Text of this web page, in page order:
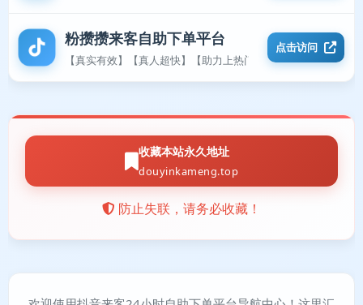
粉攒攒来客自助下单平台
【真实有效】【真人超快】【助力上热门】
点击访问
收藏本站永久地址
douyinkameng.top
防止失联，请务必收藏！